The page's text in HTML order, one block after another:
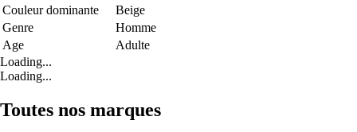
Couleur dominante
Beige
Genre
Homme
Age
Adulte
Loading...
Loading...
Toutes nos marques